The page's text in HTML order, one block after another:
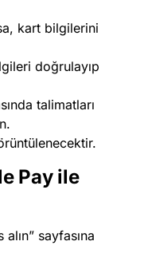
kart bilgilerini
doğrulayıp
talimatları
Pay ile
sayfasına